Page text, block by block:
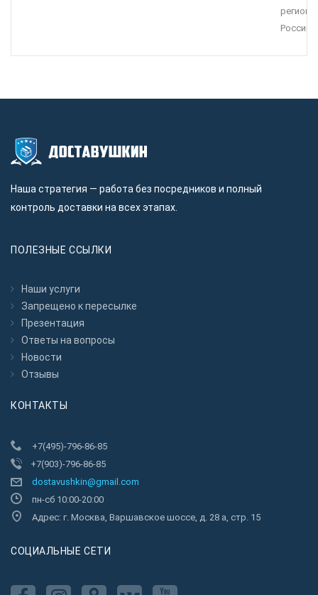
регионы
России.
Наша стратегия — работа без посредников и полный
контроль доставки на всех этапах.
ПОЛЕЗНЫЕ ССЫЛКИ
Наши услуги
Запрещено к пересылкe
Презентация
Ответы на вопросы
Новости
Отзывы
КОНТАКТЫ
+7(495)-796-86-85
+7(903)-796-86-85
dostavushkin@gmail.com
пн-сб 10:00-20:00
Адрес: г. Москва, Варшавское шоссе, д. 28 а, стр. 15
CОЦИАЛЬНЫЕ СЕТИ